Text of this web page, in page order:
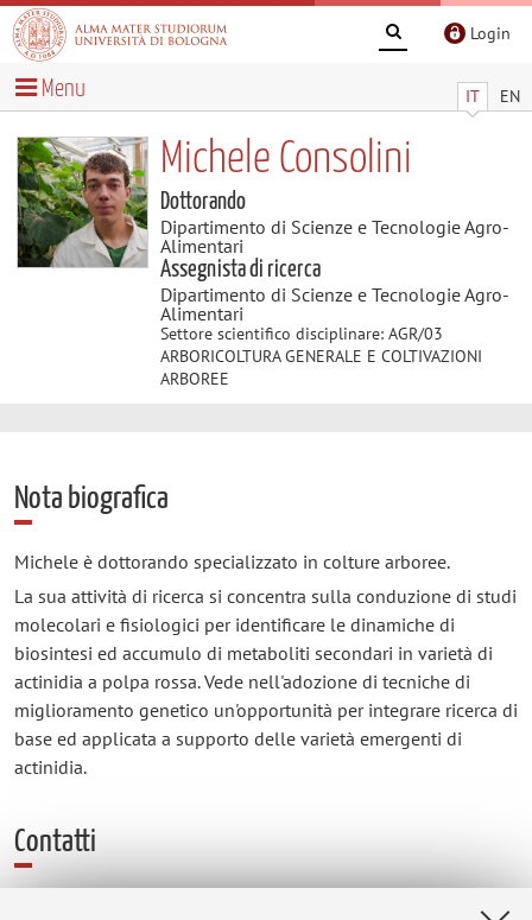
Login
IT EN
Menu
Michele Consolini
Dottorando
Dipartimento di Scienze e Tecnologie Agro-
Alimentari
Assegnista di ricerca
Dipartimento di Scienze e Tecnologie Agro-
Alimentari
Settore scientifico disciplinare: AGR/03
ARBORICOLTURA GENERALE E COLTIVAZIONI
ARBOREE
Nota biografica
Michele è dottorando specializzato in colture arboree.
La sua attività di ricerca si concentra sulla conduzione di studi
molecolari e fisiologici per identificare le dinamiche di
biosintesi ed accumulo di metaboliti secondari in varietà di
actinidia a polpa rossa. Vede nell'adozione di tecniche di
miglioramento genetico un'opportunità per integrare ricerca di
base ed applicata a supporto delle varietà emergenti di
actinidia.
Contatti